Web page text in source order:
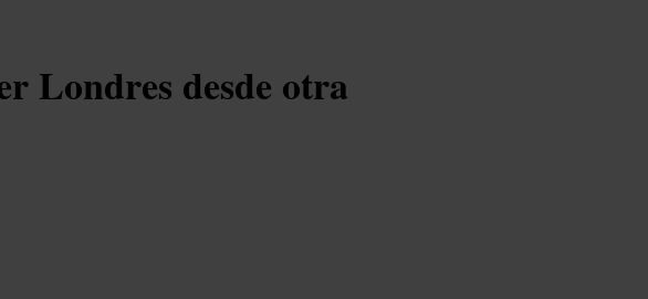
Londres desde otra